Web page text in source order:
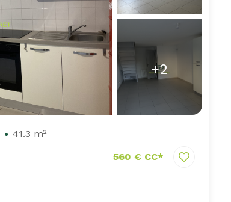
+2
41.3 m²
560 € CC*